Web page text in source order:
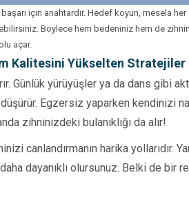
için anahtardır. Hedef koyun, mesela
Böylece hem bedeniniz hem de
açar.
Kalitesini Yükselten Stratejiler
Günlük yürüyüşler ya da dans gibi
Egzersiz yaparken kendinizi
zihninizdeki bulanıklığı da alır!
harika yollarıdır.
dayanıklı olursunuz. Belki de bir